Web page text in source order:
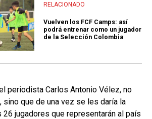
RELACIONADO
Vuelven los FCF Camps: así
podrá entrenar como un jugador
de la Selección Colombia
periodista Carlos Antonio Vélez, no
sino que de una vez se les daría la
26 jugadores que representarán al país